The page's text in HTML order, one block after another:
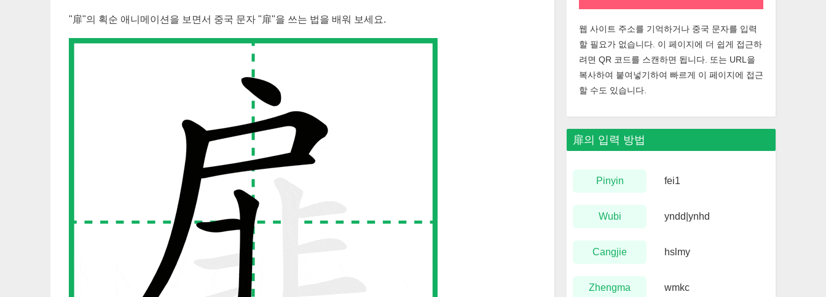
"扉"의 획순 애니메이션을 보면서 중국 문자 "扉"을 쓰는 법을 배워 보세요.
웹 사이트 주소를 기억하거나 중국 문자를 입력
할 필요가 없습니다. 이 페이지에 더 쉽게 접근하
려면 QR 코드를 스캔하면 됩니다. 또는 URL을
복사하여 붙여넣기하여 빠르게 이 페이지에 접근
할 수도 있습니다.
扉의 입력 방법
Pinyin fei1
Wubi yndd|ynhd
Cangjie hslmy
Zhengma wmkc